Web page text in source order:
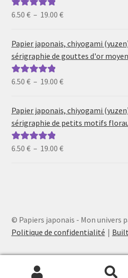
Note5.00sur
6.50 € – 19.00 €Plage
prix :
6.50 €
19.00 €
Papier japonais, chiyogami
sérigraphie de gouttes d'or
Note5.00sur
6.50 € – 19.00 €Plage
prix :
6.50 €
à
Papier japonais, chiyogami
sérigraphie de petits motifs
Note5.00sur
6.50 € – 19.00 €Plage
© Papiers japonais - Mon univers
Politique de confidentialité